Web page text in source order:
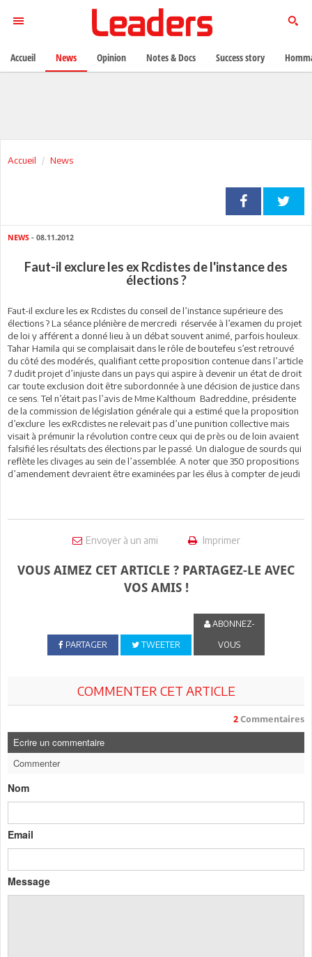
Accueil News
NEWS - 08.11.2012
Faut-il exclure les ex Rcdistes de l'instance des
élections ?
Faut-il exclure les ex Rcdistes du conseil de l’instance supérieure des
élections ? La séance plénière de mercredi réservée à l’examen du projet
de loi y afférent a donné lieu à un débat souvent animé, parfois houleux.
Tahar Hamila qui se complaisait dans le rôle de boutefeu s’est retrouvé
du côté des modérés, qualifiant cette proposition contenue dans l’article
7 dudit projet d’injuste dans un pays qui aspire à devenir un état de droit
car toute exclusion doit être subordonnée à une décision de justice dans
ce sens. Tel n’était pas l’avis de Mme Kalthoum Badreddine, présidente
de la commission de législation générale qui a estimé que la proposition
d’exclure les exRcdistes ne relevait pas d’une punition collective mais
visait à prémunir la révolution contre ceux qui de près ou de loin avaient
falsifié les résultats des élections par le passé. Un dialogue de sourds qui
reflète les clivages au sein de l’assemblée. A noter que 350 propositions
d’amendement devraient être examinées par les élus à compter de jeudi
Envoyer à un ami Imprimer
VOUS AIMEZ CET ARTICLE ? PARTAGEZ-LE AVEC
VOS AMIS !
PARTAGER TWEETER
ABONNEZ-
VOUS
COMMENTER CET ARTICLE
2 Commentaires
Ecrire un commentaire
Commenter
Nom
Email
Message
Accueil News Opinion Notes & Docs Success story